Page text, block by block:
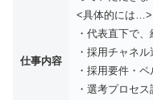
仕事内容
<具体的には…>
・代表直下で
・採用チャネ
・採用要件・
・選考プロセス